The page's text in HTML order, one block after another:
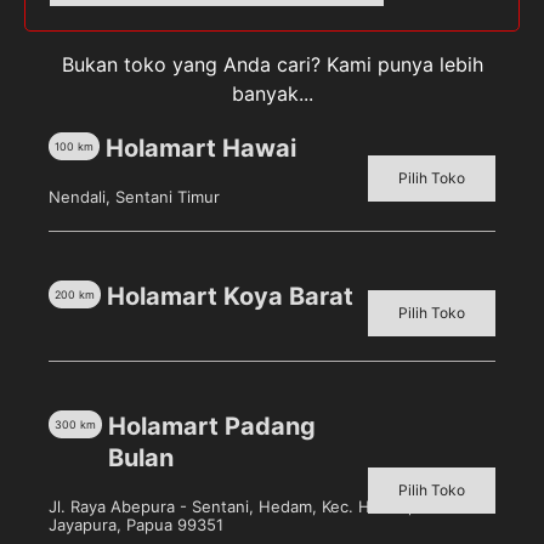
[5
Segar Tag:PROCHIZ
Prochiz Slices Original Keju Lembaran [5
pcs]merupakan keju yang diproduksi dari bahan-
Bukan toko yang Anda cari? Kami punya lebih
banyak...
Holamart Hawai
100 km
Nendali, Sentani Timur
Pilih Toko
Holamart Koya Barat
200 km
Pilih Toko
Holamart Padang
Bulan
300 km
Jl. Raya Abepura - Sentani, Hedam, Kec. Heram, Kota
Jayapura, Papua 99351
Pilih Toko